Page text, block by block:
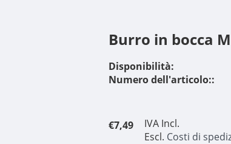
Burro in bocca
Disponibilità:
Numero dell'articolo::
€7,49
IVA Incl.
Escl. Costi di